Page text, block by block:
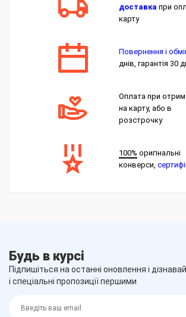
доставка при
карту
Повернення і
днів, гарантія 30
Оплата при
на карту, або в
розстрочку
100% оригінальні
конверси,
Будь в курсі
Підпишіться на останні оновлення і
і спеціальні пропозиції першими